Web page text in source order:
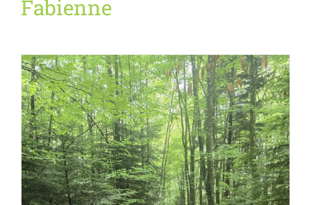
Fabienne